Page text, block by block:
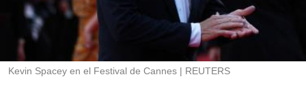
r
t
i
Kevin Spacey en el Festival de Cannes REUTERS